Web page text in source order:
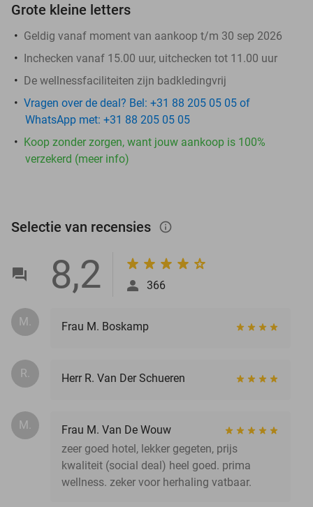
Grote kleine letters
Geldig vanaf moment van aankoop t/m 30 sep 2026
Inchecken vanaf 15.00 uur, uitchecken tot 11.00 uur
De wellnessfaciliteiten zijn badkledingvrij
Vragen over de deal? Bel: +31 88 205 05 05 of
WhatsApp met: +31 88 205 05 05
Koop zonder zorgen, want jouw aankoop is 100%
verzekerd (meer info)
Selectie van recensies info_outlined
8,2 366
M. Frau M. Boskamp
R. Herr R. Van Der Schueren
M.
Frau M. Van De Wouw
zeer goed hotel, lekker gegeten, prijs
kwaliteit (social deal) heel goed. prima
wellness. zeker voor herhaling vatbaar.